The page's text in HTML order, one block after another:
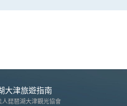
大津旅遊指南
人琵琶湖大津觀光協會